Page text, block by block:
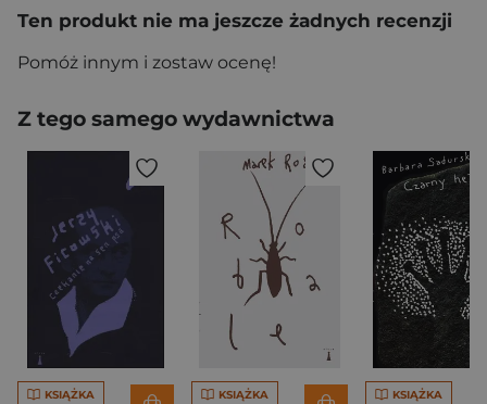
Ten produkt nie ma jeszcze żadnych recenzji
Pomóż innym i zostaw ocenę!
Z tego samego wydawnictwa
KSIĄŻKA KSIĄŻKA KSIĄŻKA